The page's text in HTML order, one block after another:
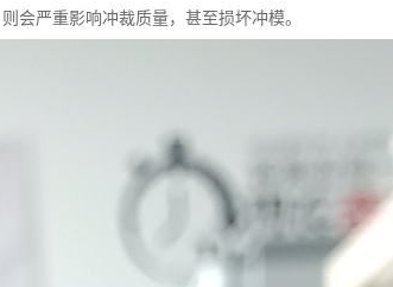
会严重影响冲裁质量，甚至损坏冲模。